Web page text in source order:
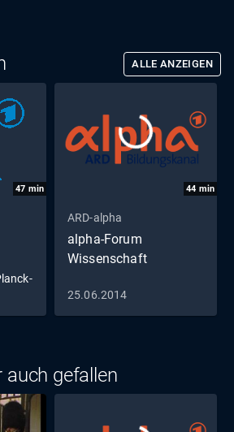
ALLE ANZEIGEN
47 min 44 min
ARD-alpha
alpha-Forum
Wissenschaft
25.06.2014
auch gefallen